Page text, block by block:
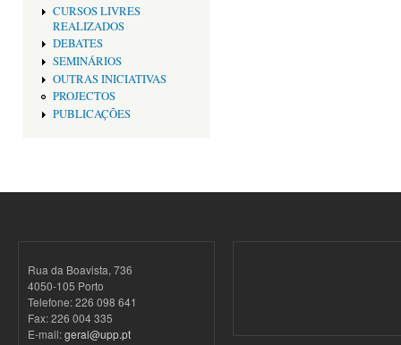
CURSOS LIVRES
REALIZADOS
DEBATES
SEMINÁRIOS
OUTRAS INICIATIVAS
PROJECTOS
PUBLICAÇÕES
Rua da Boavista, 736
4050-105 Porto
Telefone: 226 098 641
Fax: 226 004 335
E-mail:geral@upp.pt